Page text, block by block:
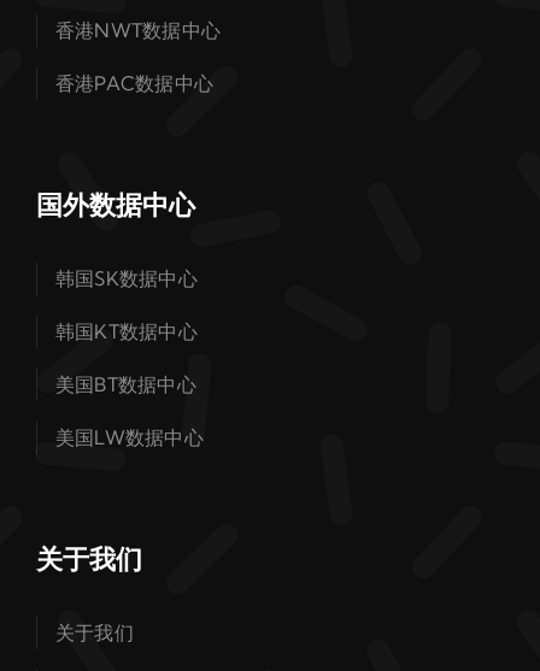
香港NWT数据中心
香港PAC数据中心
国外数据中心
韩国SK数据中心
韩国KT数据中心
美国BT数据中心
美国LW数据中心
关于我们
关于我们